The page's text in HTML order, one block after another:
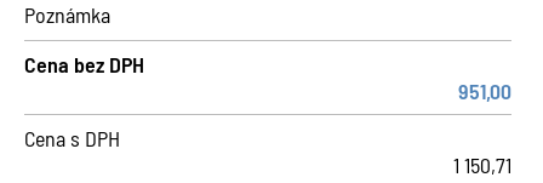
Poznámka
Cena bez DPH
951,00
Cena s DPH
1 150,71